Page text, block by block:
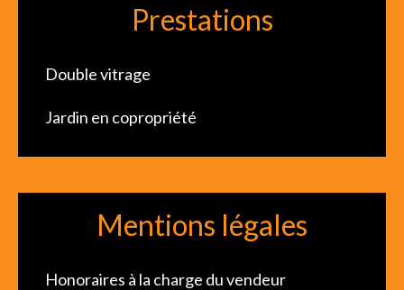
Prestations
Double vitrage
Jardin en copropriété
Mentions légales
Honoraires à la charge du vendeur